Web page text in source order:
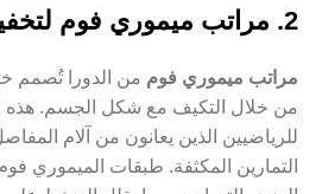
2. مراتب ميموري فوم لتخفيف الضغط
مراتب ميموري فوم من الدورا تُصمم
من خلال التكيف مع شكل الجسم. هذه
للرياضيين الذين يعانون من آلام
التمارين المكثفة. طبقات الميموري